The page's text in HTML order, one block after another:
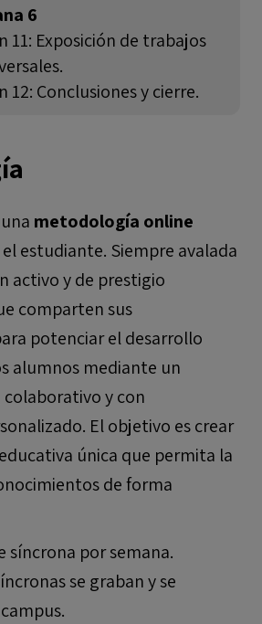
6
11: Exposición de trabajos
12: Conclusiones y cierre.
metodología online
el estudiante. Siempre avalada
activo y de prestigio
comparten sus
potenciar el desarrollo
alumnos mediante un
y con
El objetivo es crear
única que permita la
de forma
síncrona por semana.
se graban y se